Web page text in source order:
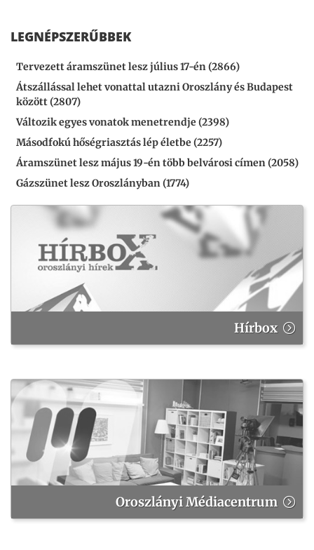
LEGNÉPSZERŰBBEK
Tervezett áramszünet lesz július 17-én (2866)
Átszállással lehet vonattal utazni Oroszlány és Budapest
között (2807)
Változik egyes vonatok menetrendje (2398)
Másodfokú hőségriasztás lép életbe (2257)
Áramszünet lesz május 19-én több belvárosi címen (2058)
Gázszünet lesz Oroszlányban (1774)
Hírbox
Oroszlányi Médiacentrum